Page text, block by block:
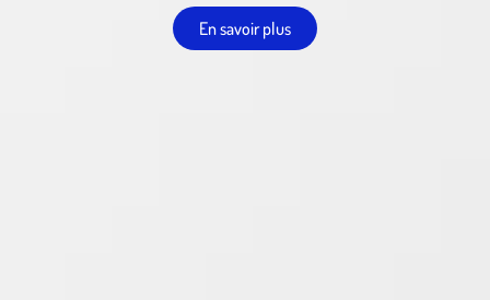
En savoir plus